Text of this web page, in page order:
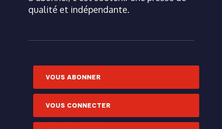
qualité et indépendante.
VOUS ABONNER
VOUS CONNECTER